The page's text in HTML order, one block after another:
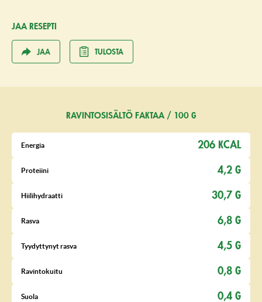
JAA RESEPTI
JAA TULOSTA
RAVINTOSISÄLTÖ FAKTAA / 100 G
Energia 206 KCAL
Proteiini 4,2 G
Hiilihydraatti 30,7 G
Rasva 6,8 G
Tyydyttynyt rasva 4,5 G
Ravintokuitu 0,8 G
Suola 0,4 G